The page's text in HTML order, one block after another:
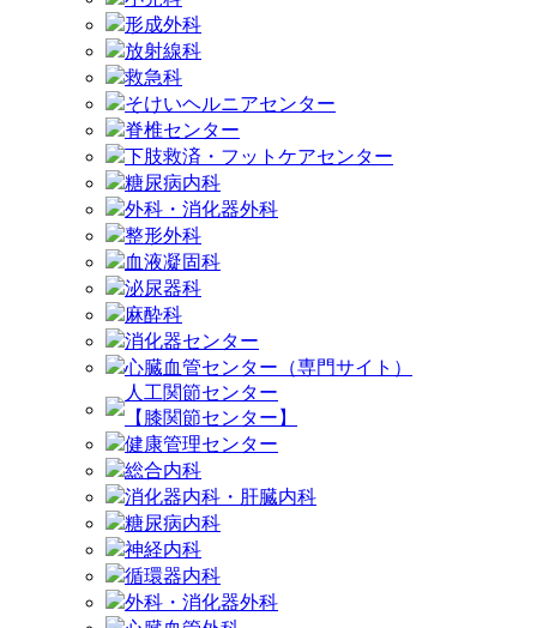
形成外科
放射線科
救急科
そけいヘルニアセンター
脊椎センター
下肢救済・フットケアセンター
糖尿病内科
外科・消化器外科
整形外科
血液凝固科
泌尿器科
麻酔科
消化器センター
心臓血管センター（専門サイト）
人工関節センター
【膝関節センター】
健康管理センター
総合内科
消化器内科・肝臓内科
糖尿病内科
神経内科
循環器内科
外科・消化器外科